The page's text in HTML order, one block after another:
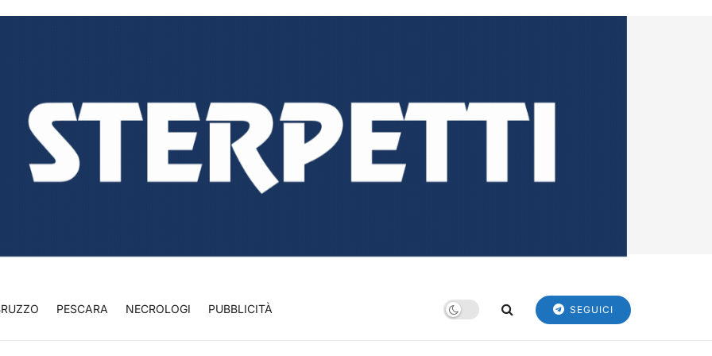
PESCARA NECROLOGI PUBBLICITÀ SEGUICI